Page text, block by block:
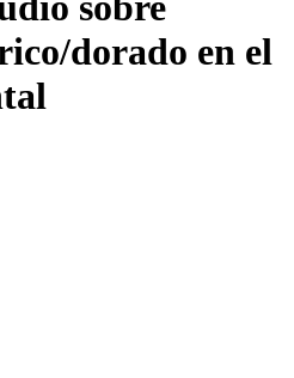
dorado en el